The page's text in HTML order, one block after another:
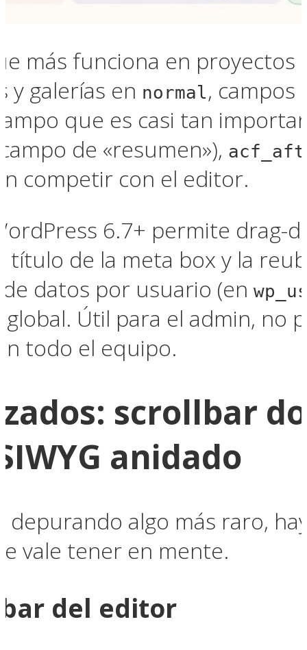
más funciona en proyectos
y galerías en normal,
que es casi tan
de «resumen»),
competir con el editor.
6.7+ permite drag-
de la meta box y la
datos por usuario (en
global. Útil para el admin, no
todo el equipo.
scrollbar
anidado
depurando algo más raro,
vale tener en mente.
del editor